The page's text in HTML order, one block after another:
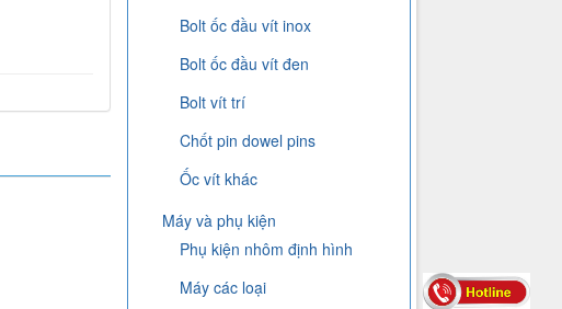
Bolt ốc đầu vít inox
Bolt ốc đầu vít đen
Bolt vít trí
Chốt pin dowel pins
Ốc vít khác
Máy và phụ kiện
Phụ kiện nhôm định hình
Máy các loại